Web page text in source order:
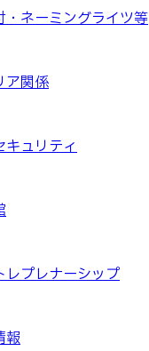
・ネーミングライツ等
ア関係
キュリティ
レプレナーシップ
報